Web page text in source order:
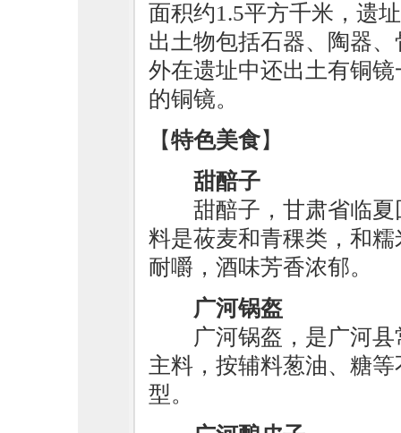
面积约1.5平方千米，遗
出土物包括石器、陶器
外在遗址中还出土有铜
的铜镜。
【特色美食】
甜醅子
甜醅子，甘肃省临
料是莜麦和青稞类，和
耐嚼，酒味芳香浓郁。
广河锅盔
广河锅盔，是广河
主料，按辅料葱油、糖
型。